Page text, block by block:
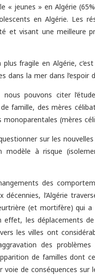
« jeunes » en Algérie
en Algérie. Les
et visant une meilleure
fragile en Algérie,
la mer dans l’espoir
nous pouvons citer
famille, des mères
(mères
sur les
à risque
des
l’Algérie
(et mortifère) qui
les déplacements
les villes ont
des
de familles
de conséquences